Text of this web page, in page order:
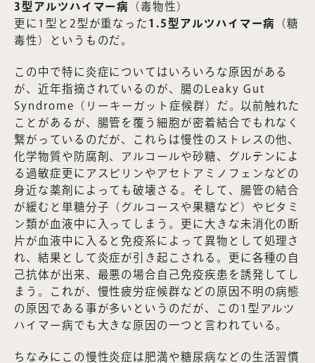
3型アルツハイマー病
（毒物性）
更に1型と2型が重なった 1.5型アルツハイマー病
（糖
毒性）というものだ。
この中で特に炎症についてはいろいろな原因がある
が、近年指摘されているのが、腸のLeaky Gut
Syndrome（リーキーガット症候群）だ。以前触れた
ことがあるが、腸管を覆う細胞が密着結合でもれなく
繋がっているのだが、これらは慢性のストレスの他、
化学物質や防腐剤、アルコールや砂糖、グルテンによ
る過敏症更にアスピリンやアセトアミノフェンなどの
身近な薬剤によっても破壊さる。そして、腸管の結合
が緩むと単糖分子（グルコースや果糖など）やビタミ
ン類が血液中に入ってしまう。更に大きな未消化の断
片が血液中に入ると免疫系によって異物として処理さ
れ、結果として炎症が引き起こされる。更に各種の自
己抗体が出来、最悪の場合自己免疫疾患を誘発してし
まう。これが、慢性疲労症候群などの原因不明の病態
の原因である事が多いというのだが、この1型アルツ
ハイマー病でも大きな原因の一つと言われている。
ちなみにこの慢性炎症は肥満や糖尿病などの生活習慣